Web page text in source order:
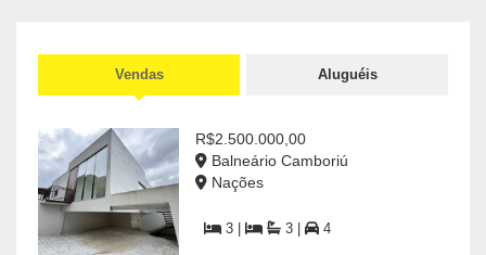
Vendas Aluguéis
R$2.500.000,00
Balneário Camboriú
Nações
3 | 3 | 4